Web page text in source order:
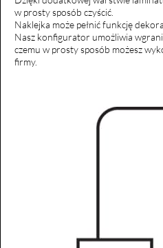
w prosty sposób czyścić.
Naklejka może pełnić funkcję
Nasz konfigurator umożliwia
czemu w prosty sposób możesz
firmy.